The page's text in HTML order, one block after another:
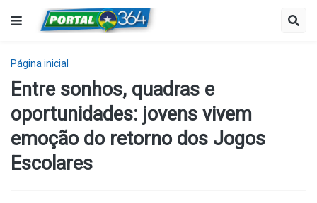
Página inicial
Entre sonhos, quadras e
oportunidades: jovens vivem
emoção do retorno dos Jogos
Escolares